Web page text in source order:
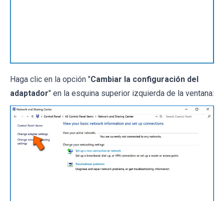
Haga clic en la opción "Cambiar la configuración del
adaptador" en la esquina superior izquierda de la ventana: